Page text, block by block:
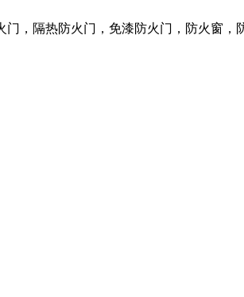
，隔热防火门，免漆防火门，防火窗